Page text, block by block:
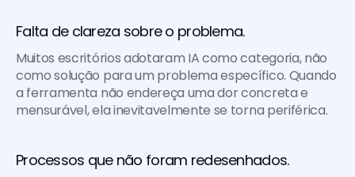
Falta de clareza sobre o problema.
Muitos escritórios adotaram IA como categoria, não
como solução para um problema específico. Quando
a ferramenta não endereça uma dor concreta e
mensurável, ela inevitavelmente se torna periférica.
Processos que não foram redesenhados.